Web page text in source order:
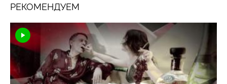
РЕКОМЕНДУЕМ